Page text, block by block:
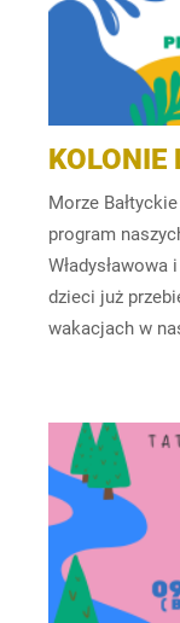
KOLONIE
Morze
program
Władysławowa
dzieci już
wakacjach w